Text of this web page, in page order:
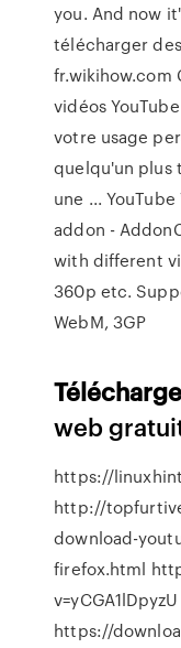
you. And now
télécharger
fr.wikihow.com
vidéos
votre usage
quelqu'un plus
une ...
addon -
with different
360p etc.
WebM, 3GP
web
https://
http://
download-
firefox.html
v=yCGA1lDpyzU
https://